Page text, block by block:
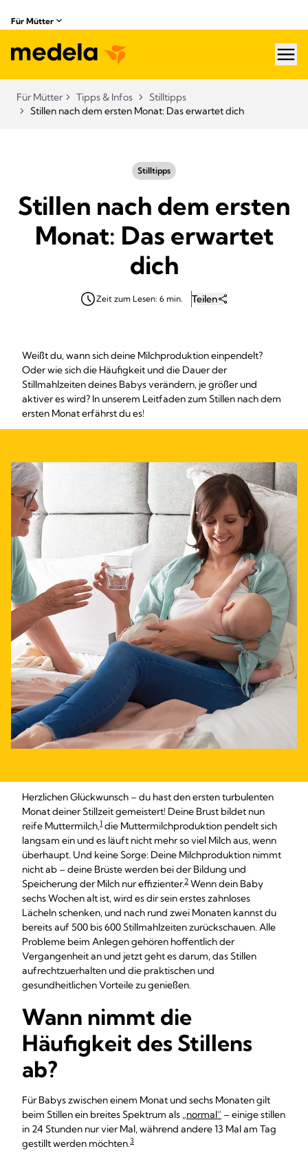
Für Mütter
Für Mütter Tipps & Infos
Stilltipps
Stillen nach dem ersten Monat: Das erwartet dich
Stilltipps
Stillen nach dem ersten
Monat: Das erwartet
dich
Zeit zum Lesen: 6 min. Teilen
Weißt du, wann sich deine Milchproduktion einpendelt?
Oder wie sich die Häufigkeit und die Dauer der
Stillmahlzeiten deines Babys verändern, je größer und
aktiver es wird? In unserem Leitfaden zum Stillen nach dem
ersten Monat erfährst du es!
Herzlichen Glückwunsch – du hast den ersten turbulenten
Monat deiner Stillzeit gemeistert! Deine Brust bildet nun
reife Muttermilch,1 die Muttermilchproduktion pendelt sich
langsam ein und es läuft nicht mehr so viel Milch aus, wenn
überhaupt. Und keine Sorge: Deine Milchproduktion nimmt
nicht ab – deine Brüste werden bei der Bildung und
Speicherung der Milch nur effizienter.2 Wenn dein Baby
sechs Wochen alt ist, wird es dir sein erstes zahnloses
Lächeln schenken, und nach rund zwei Monaten kannst du
bereits auf 500 bis 600 Stillmahlzeiten zurückschauen. Alle
Probleme beim Anlegen gehören hoffentlich der
Vergangenheit an und jetzt geht es darum, das Stillen
aufrechtzuerhalten und die praktischen und
gesundheitlichen Vorteile zu genießen.
Wann nimmt die
Häufigkeit des Stillens
ab?
Für Babys zwischen einem Monat und sechs Monaten gilt
beim Stillen ein breites Spektrum als „normal“ – einige stillen
in 24 Stunden nur vier Mal, während andere 13 Mal am Tag
gestillt werden möchten.3